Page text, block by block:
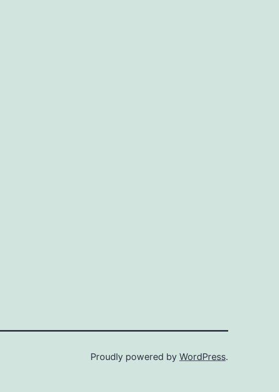
Proudly powered by WordPress.